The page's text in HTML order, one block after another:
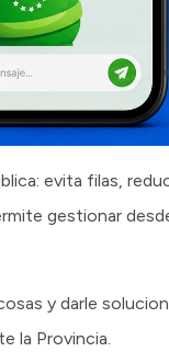
evita filas,
gestionar
y darle
la Provincia.